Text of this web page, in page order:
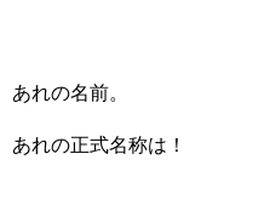
あれの名前。
あれの正式名称は！